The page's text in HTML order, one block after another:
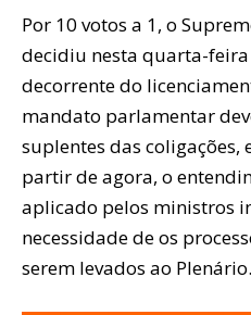
Por 10 votos a 1, o
decidiu nesta quarta-feira
decorrente do
mandato parlamentar
suplentes das coligações,
partir de agora, o
aplicado pelos ministros
necessidade de os
serem levados ao Plenário.